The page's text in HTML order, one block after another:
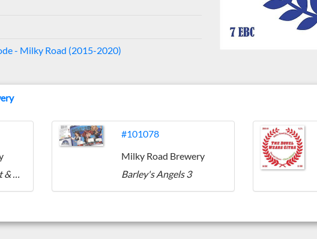
- Milky Road (2015-2020)
The Goog The Stout & The Ugly
#101078
Milky Road Brewery
Barley's Angels 3